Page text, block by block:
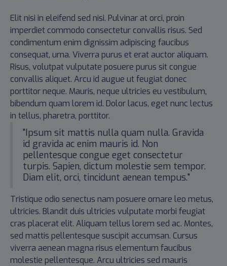
Elit nisi in eleifend sed nisi. Pulvinar at orci, proin
imperdiet commodo consectetur convallis risus. Sed
condimentum enim dignissim adipiscing faucibus
consequat, urna. Viverra purus et erat auctor aliquam.
Risus, volutpat vulputate posuere purus sit congue
convallis aliquet. Arcu id augue ut feugiat donec
porttitor neque. Mauris, neque ultricies eu vestibulum,
bibendum quam lorem id. Dolor lacus, eget nunc lectus
in tellus, pharetra, porttitor.
"Ipsum sit mattis nulla quam nulla. Gravida
id gravida ac enim mauris id. Non
pellentesque congue eget consectetur
turpis. Sapien, dictum molestie sem tempor.
Diam elit, orci, tincidunt aenean tempus."
Tristique odio senectus nam posuere ornare leo metus,
ultricies. Blandit duis ultricies vulputate morbi feugiat
cras placerat elit. Aliquam tellus lorem sed ac. Montes,
sed mattis pellentesque suscipit accumsan. Cursus
viverra aenean magna risus elementum faucibus
molestie pellentesque. Arcu ultricies sed mauris